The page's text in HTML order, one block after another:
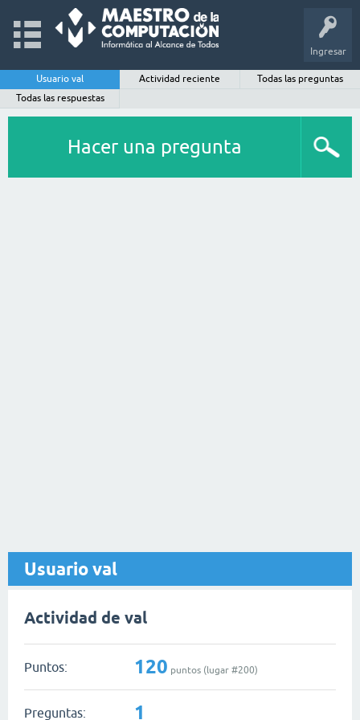
Ingresar
Usuario val Actividad reciente
Todas las preguntas
Todas las respuestas
Hacer una pregunta
Usuario val
Actividad de val
Puntos: 120 puntos (lugar #200)
Preguntas: 1